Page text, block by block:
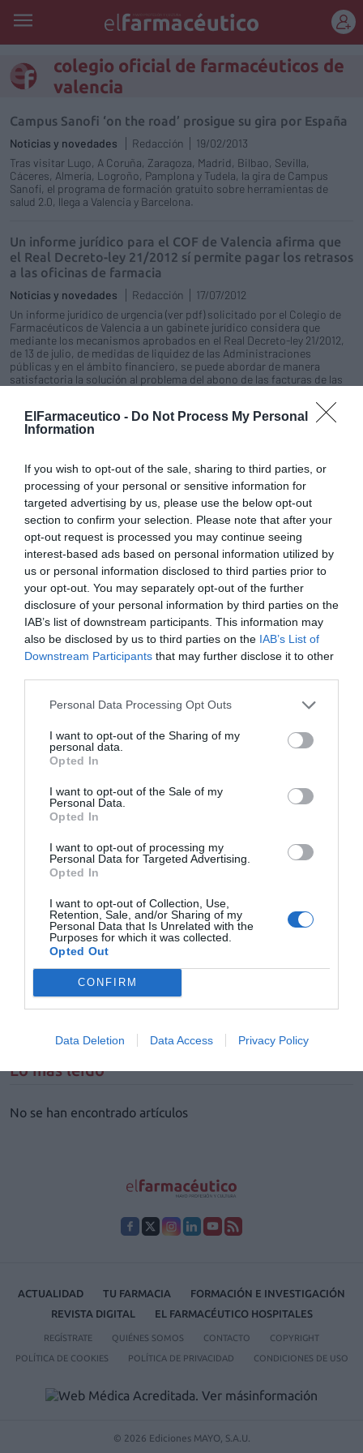
ElFarmaceutico - Do Not Process My Personal
Information
If you wish to opt-out of the sale, sharing to third parties, or
processing of your personal or sensitive information for
targeted advertising by us, please use the below opt-out
section to confirm your selection. Please note that after your
opt-out request is processed you may continue seeing
interest-based ads based on personal information utilized by
us or personal information disclosed to third parties prior to
your opt-out. You may separately opt-out of the further
disclosure of your personal information by third parties on the
IAB’s list of downstream participants. This information may
also be disclosed by us to third parties on the IAB’s List of
Downstream Participants that may further disclose it to other
Personal Data Processing Opt Outs
I want to opt-out of the Sharing of my
personal data.
Opted In
I want to opt-out of the Sale of my
Personal Data.
Opted In
I want to opt-out of processing my
Personal Data for Targeted Advertising.
Opted In
I want to opt-out of Collection, Use,
Retention, Sale, and/or Sharing of my
Personal Data that Is Unrelated with the
Purposes for which it was collected.
Opted Out
CONFIRM
Data Deletion Data Access Privacy Policy
REGÍSTRATE
colegio oficial de farmacéuticos de
valencia
Campus Sanofi ‘on the road’ prosigue su gira por España
Noticias y novedades Redacción
19/02/2013
Tras visitar Lugo, A Coruña, Zaragoza, Madrid, Bilbao, Sevilla,
Cáceres, Almería, Logroño, Pamplona y Tudela, la gira de Campus
Sanofi, el programa de formación gratuito sobre herramientas de
salud 2.0, llega a Valencia y Barcelona.
Un informe jurídico para el COF de Valencia afirma que
el Real Decreto-ley 21/2012 sí permite pagar los retrasos
a las oficinas de farmacia
Noticias y novedades Redacción
17/07/2012
Un informe jurídico de urgencia (ver pdf) solicitado por el Colegio de
Farmacéuticos de Valencia a un gabinete jurídico considera que
mediante los mecanismos aprobados en el Real Decreto-ley 21/2012,
de 13 de julio, de medidas de liquidez de las Administraciones
públicas y en el ámbito financiero, se puede abordar de manera
satisfactoria la solución al problema del abono de las facturas de las
Las farmacias valencianas han facturado 32,6 millones
Noticias y novedades Redacción
03/07/2012
La facturación de recetas del Servicio Valenciano de Salud (Servasa) y
la de las Mutualidades de Funcionarios se encuentran en claro
retroceso. Hasta el mes de mayo de 2012 la facturación de las oficinas
de farmacia en la provincia de Valencia ha caído 32,6 millones de
euros respecto al mismo periodo del año anterior, lo que representa
un descenso del 7,91%.
La oficina de farmacia, renovarse o morir
Noticias y novedades Redacción
27/06/2012
El Colegio Oficial de Farmacéuticos de Valencia (COFV) reunió a buena
parte del sector en la Comunitat Valenciana durante el acto de
presentación del informe La farmacia ante el nuevo marco económico
El 98,3% de las farmacias de la provincia de Valencia
cerraron ayer sus puertas
Noticias y novedades
Según informó ayer el Colegio Oficial de Farmacéuticos de Valencia el
98,3% de las farmacias de la provincia secundó el primero de los dos
días de cierres previstos en la Comunidad.
Las farmacias valencianas cerrarán el 7 y 8 de junio por
los impagos de la Generalitat Valenciana
El Colegio de Farmacéuticos de Valencia y la Asociación Empresarial
Farmacéutica Valenciana han convocado, por acuerdo de la Asamblea
de los farmacéuticos valencianos del pasado jueves, el cierre de las
oficinas de farmacia valencianas los días 7 y 8 de junio para
solucionar el gravísimo problema de los impagos por parte de la
Generalitat, dado que el Consell ha incumplido, de nuevo, los
compromisos.
Lo más leído
No se han encontrado artículos
ACTUALIDAD TU FARMACIA
FORMACIÓN E INVESTIGACIÓN
REVISTA DIGITAL
EL FARMACÉUTICO HOSPITALES
REGÍSTRATE QUIÉNES SOMOS CONTACTO COPYRIGHT
POLÍTICA DE COOKIES POLÍTICA DE PRIVACIDAD CONDICIONES DE USO
© 2026 Ediciones MAYO, S.A.U.